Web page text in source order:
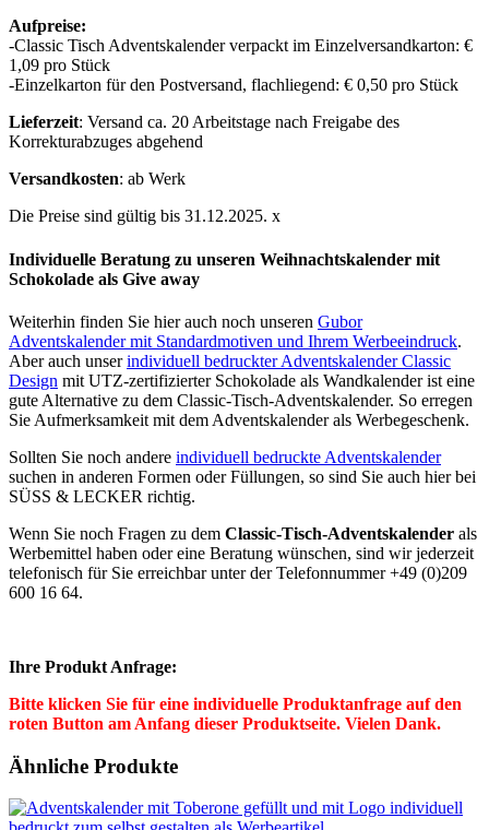
Aufpreise:
-Classic Tisch Adventskalender verpackt im Einzelversandkarton: €
1,09 pro Stück
-Einzelkarton für den Postversand, flachliegend: € 0,50 pro Stück
Lieferzeit: Versand ca. 20 Arbeitstage nach Freigabe des
Korrekturabzuges abgehend
Versandkosten: ab Werk
Die Preise sind gültig bis 31.12.2025. x
Individuelle Beratung zu unseren Weihnachtskalender mit
Schokolade als Give away
Weiterhin finden Sie hier auch noch unseren Gubor
Adventskalender mit Standardmotiven und Ihrem Werbeeindruck.
Aber auch unserindividuell bedruckter Adventskalender Classic
Design mit UTZ-zertifizierter Schokolade als Wandkalender ist eine
gute Alternative zu dem Classic-Tisch-Adventskalender. So erregen
Sie Aufmerksamkeit mit dem Adventskalender als Werbegeschenk.
Sollten Sie noch andere individuell bedruckte Adventskalender
suchen in anderen Formen oder Füllungen, so sind Sie auch hier bei
SÜSS & LECKER richtig.
Wenn Sie noch Fragen zu dem Classic-Tisch-Adventskalender als
Werbemittel haben oder eine Beratung wünschen, sind wir jederzeit
telefonisch für Sie erreichbar unter der Telefonnummer +49 (0)209
600 16 64.
Ihre Produkt Anfrage:
Bitte klicken Sie für eine individuelle Produktanfrage auf den
roten Button am Anfang dieser Produktseite. Vielen Dank.
Ähnliche Produkte